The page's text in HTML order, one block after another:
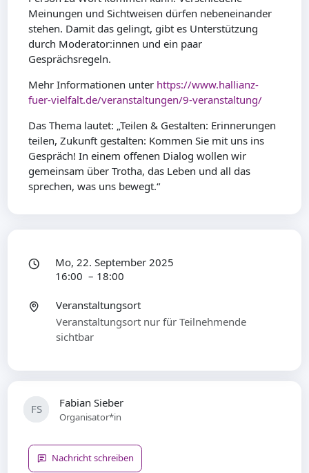
Meinungen und Sichtweisen dürfen nebeneinander
stehen. Damit das gelingt, gibt es Unterstützung
durch Moderator:innen und ein paar
Gesprächsregeln.
Mehr Informationen unter https://www.hallianz-
fuer-vielfalt.de/veranstaltungen/9-veranstaltung/
Das Thema lautet: „Teilen & Gestalten: Erinnerungen
teilen, Zukunft gestalten: Kommen Sie mit uns ins
Gespräch! In einem offenen Dialog wollen wir
gemeinsam über Trotha, das Leben und all das
sprechen, was uns bewegt.“
FS Fabian Sieber
Organisator*in
Nachricht schreiben
Mo, 22. September 2025
16:00 – 18:00
Veranstaltungsort
Veranstaltungsort nur für Teilnehmende
sichtbar